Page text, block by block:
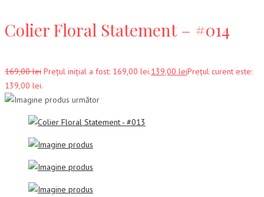
Colier Floral Statement – #014
169,00lei Prețul inițial a fost: 169,00 lei.139,00 leiPrețul curent este:
139,00 lei.